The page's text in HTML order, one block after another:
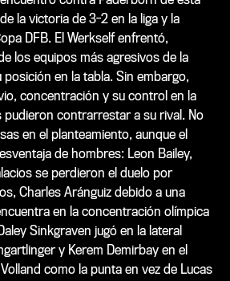
la victoria de 3-2 en la liga y la
DFB. El Werkself enfrentó,
los equipos más agresivos de la
posición en la tabla. Sin embargo,
concentración y su control en la
pudieron contrarrestar a su rival. No
en el planteamiento, aunque el
de hombres: Leon Bailey,
se perdieron el duelo por
Charles Aránguiz debido a una
en la concentración olímpica
Sinkgraven jugó en la lateral
y Kerem Demirbay en el
como la punta en vez de Lucas